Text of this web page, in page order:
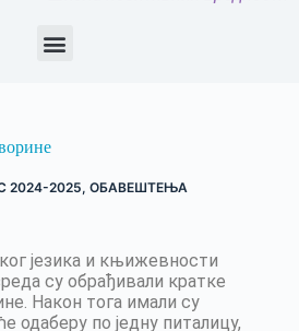
2024-2025, ОБАВЕШТЕЊА
језика и књижевности
су обрађивали кратке
Након тога имали су
одаберу по једну питалицу,